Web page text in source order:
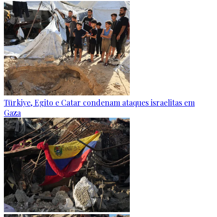
Türkiye, Egito e Catar condenam ataques israelitas em
Gaza